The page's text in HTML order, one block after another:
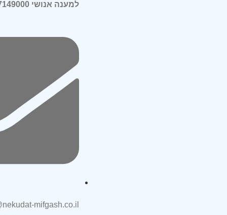
למענה אנושי 054-7149000
mifgash.co.il